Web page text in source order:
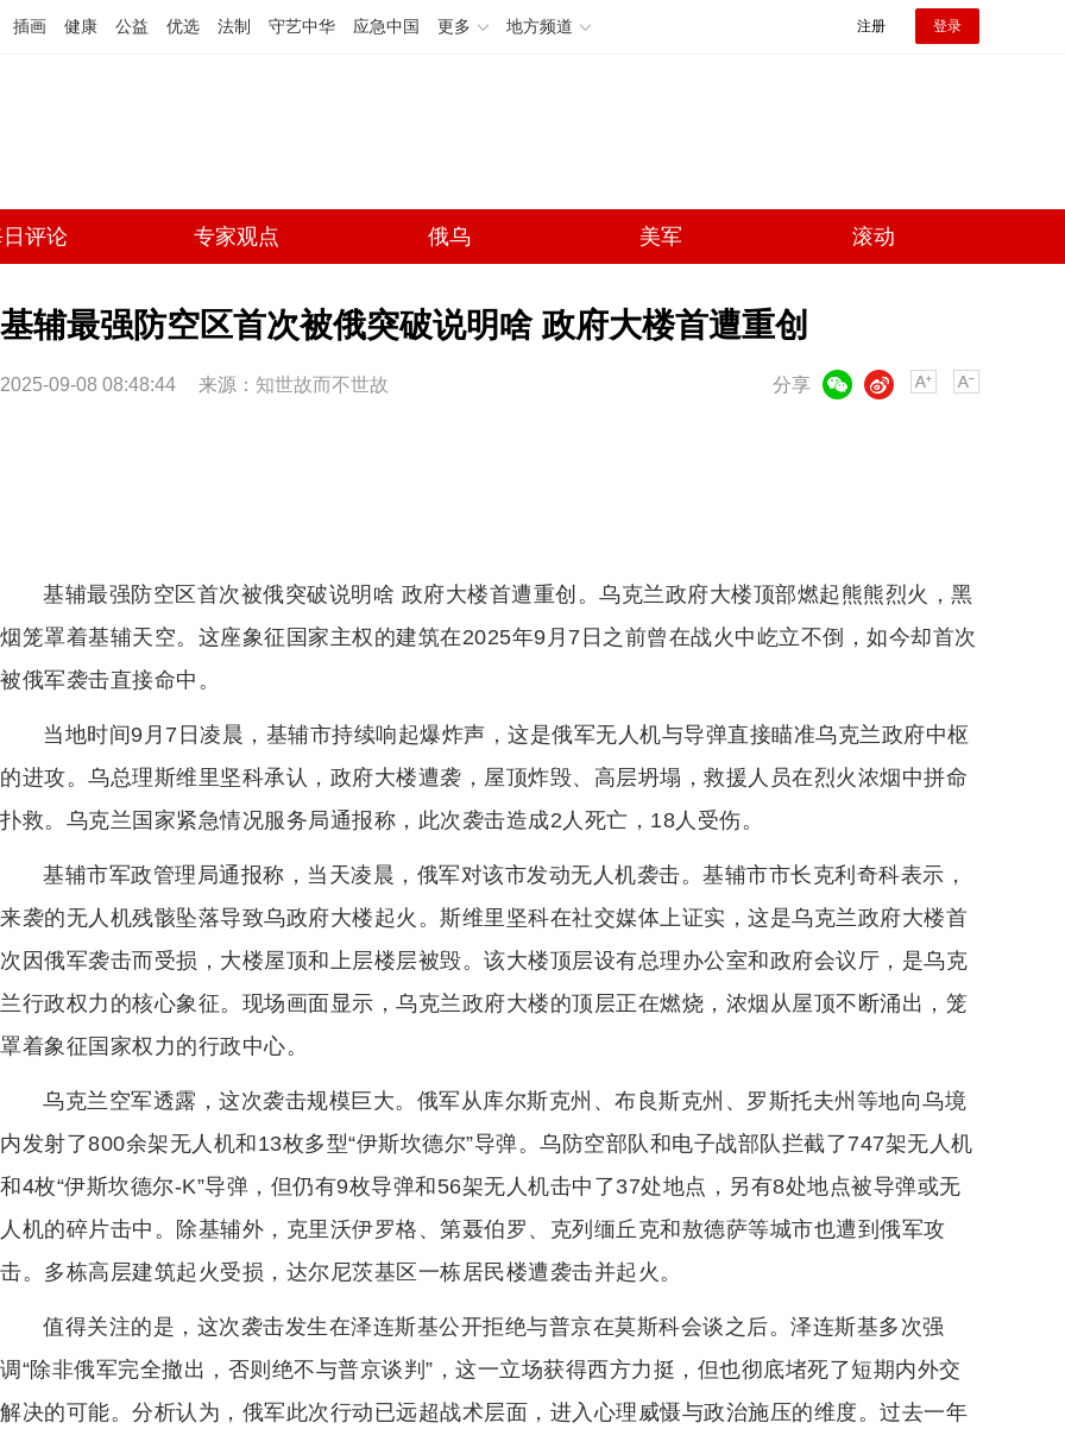
插画 健康 公益 优选 法制 守艺中华 应急中国 更多 地方频道 注册 登录
评论 专家观点 俄乌 美军 滚动
基辅最强防空区首次被俄突破说明啥 政府大楼首遭重创
2025-09-08 08:48:44 来源： 知世故而不世故 分享
微博
基辅最强防空区首次被俄突破说明啥 政府大楼首遭重创。乌克兰政府大楼顶部燃起熊熊烈火，黑
烟笼罩着基辅天空。这座象征国家主权的建筑在2025年9月7日之前曾在战火中屹立不倒，如今却首次
被俄军袭击直接命中。
当地时间9月7日凌晨，基辅市持续响起爆炸声，这是俄军无人机与导弹直接瞄准乌克兰政府中枢
的进攻。乌总理斯维里坚科承认，政府大楼遭袭，屋顶炸毁、高层坍塌，救援人员在烈火浓烟中拼命
扑救。乌克兰国家紧急情况服务局通报称，此次袭击造成2人死亡，18人受伤。
基辅市军政管理局通报称，当天凌晨，俄军对该市发动无人机袭击。基辅市市长克利奇科表示，
来袭的无人机残骸坠落导致乌政府大楼起火。斯维里坚科在社交媒体上证实，这是乌克兰政府大楼首
次因俄军袭击而受损，大楼屋顶和上层楼层被毁。该大楼顶层设有总理办公室和政府会议厅，是乌克
兰行政权力的核心象征。现场画面显示，乌克兰政府大楼的顶层正在燃烧，浓烟从屋顶不断涌出，笼
罩着象征国家权力的行政中心。
乌克兰空军透露，这次袭击规模巨大。俄军从库尔斯克州、布良斯克州、罗斯托夫州等地向乌境
内发射了800余架无人机和13枚多型“伊斯坎德尔”导弹。乌防空部队和电子战部队拦截了747架无人机
和4枚“伊斯坎德尔-K”导弹，但仍有9枚导弹和56架无人机击中了37处地点，另有8处地点被导弹或无
人机的碎片击中。除基辅外，克里沃伊罗格、第聂伯罗、克列缅丘克和敖德萨等城市也遭到俄军攻
击。多栋高层建筑起火受损，达尔尼茨基区一栋居民楼遭袭击并起火。
值得关注的是，这次袭击发生在泽连斯基公开拒绝与普京在莫斯科会谈之后。泽连斯基多次强
调“除非俄军完全撤出，否则绝不与普京谈判”，这一立场获得西方力挺，但也彻底堵死了短期内外交
解决的可能。分析认为，俄军此次行动已远超战术层面，进入心理威慑与政治施压的维度。过去一年